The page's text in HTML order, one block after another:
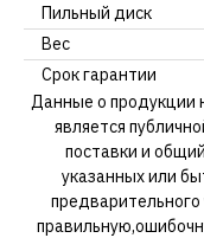
Пильный диск
Вес
Срок гарантии
Данные о продукции
является
поставки и
указанных или